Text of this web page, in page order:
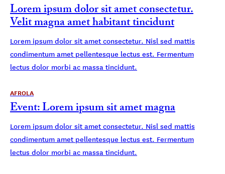
Lorem ipsum dolor sit amet consectetur.
Velit magna amet habitant tincidunt
Lorem ipsum dolor sit amet consectetur. Nisl sed mattis
condimentum amet pellentesque lectus est. Fermentum
lectus dolor morbi ac massa tincidunt.
AFROLA
Event: Lorem ipsum sit amet magna
Lorem ipsum dolor sit amet consectetur. Nisl sed mattis
condimentum amet pellentesque lectus est. Fermentum
lectus dolor morbi ac massa tincidunt.